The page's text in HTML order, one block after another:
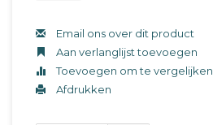
Email ons over dit product
Aan verlanglijst toevoegen
Toevoegen om te vergelijken
Afdrukken